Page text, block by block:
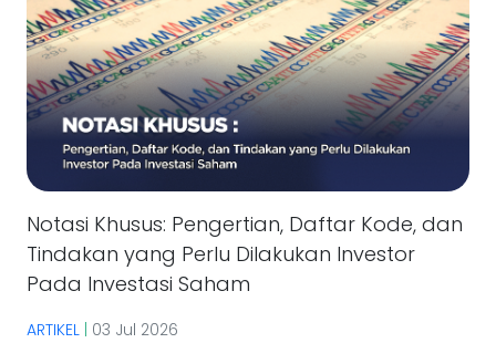
Notasi Khusus: Pengertian, Daftar Kode, dan
Tindakan yang Perlu Dilakukan Investor
Pada Investasi Saham
ARTIKEL 03 Jul 2026